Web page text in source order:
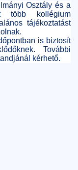
Osztály és a
több kollégium
tájékoztatást
is biztosít
További
kérhető.